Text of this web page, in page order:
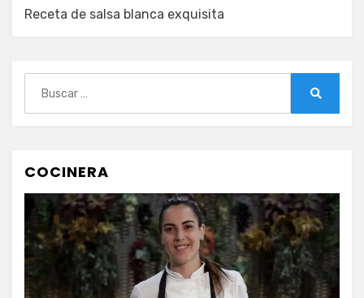
Receta de salsa blanca exquisita
COCINERA